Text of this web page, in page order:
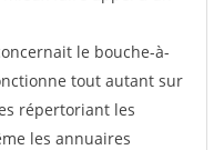
le bouche-à-
tout autant sur
répertoriant les
les annuaires